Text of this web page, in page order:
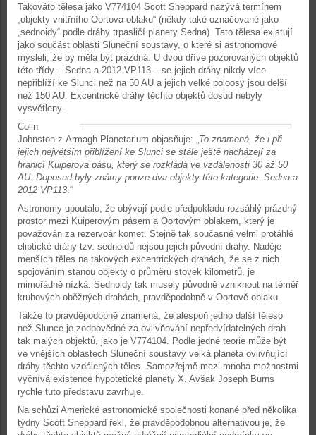
Takováto tělesa jako V774104 Scott Sheppard nazývá termínem
„objekty vnitřního Oortova oblaku“ (někdy také označované jako
„sednoidy“ podle dráhy trpasličí planety Sedna). Tato tělesa existují
jako součást oblasti Sluneční soustavy, o které si astronomové
mysleli, že by měla být prázdná. U dvou dříve pozorovaných objektů
této třídy – Sedna a 2012 VP113 – se jejich dráhy nikdy více
nepřiblíží ke Slunci než na 50 AU a jejich velké poloosy jsou delší
než 150 AU. Excentrické dráhy těchto objektů dosud nebyly
vysvětleny.
Colin
Johnston z Armagh Planetarium objasňuje: „To znamená, že i při
jejich největším přiblížení ke Slunci se stále ještě nacházejí za
hranicí Kuiperova pásu, který se rozkládá ve vzdálenosti 30 až 50
AU. Doposud byly známy pouze dva objekty této kategorie: Sedna a
2012 VP113.“
Astronomy upoutalo, že obývají podle předpokladu rozsáhlý prázdný
prostor mezi Kuiperovým pásem a Oortovým oblakem, který je
považován za rezervoár komet. Stejně tak současné velmi protáhlé
eliptické dráhy tzv. sednoidů nejsou jejich původní dráhy. Naděje
menších těles na takových excentrických drahách, že se z nich
spojováním stanou objekty o průměru stovek kilometrů, je
mimořádně nízká. Sednoidy tak musely původně vzniknout na téměř
kruhových oběžných drahách, pravděpodobně v Oortově oblaku.
Takže to pravděpodobně znamená, že alespoň jedno další těleso
než Slunce je zodpovědné za ovlivňování nepředvídatelných drah
tak malých objektů, jako je V774104. Podle jedné teorie může být
ve vnějších oblastech Sluneční soustavy velká planeta ovlivňující
dráhy těchto vzdálených těles. Samozřejmě mezi mnoha možnostmi
vyčnívá existence hypotetické planety X. Avšak Joseph Burns
rychle tuto představu zavrhuje.
Na schůzi Americké astronomické společnosti konané před několika
týdny Scott Sheppard řekl, že pravděpodobnou alternativou je, že